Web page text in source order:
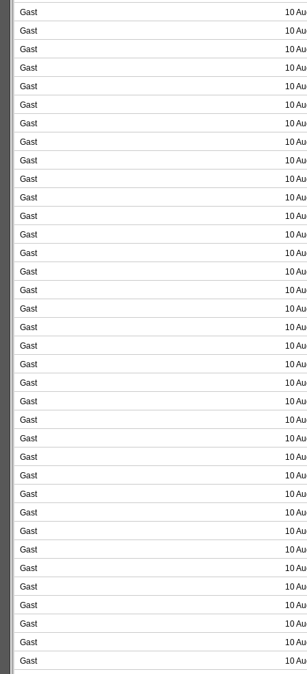
Gast
10
Gast
10
Gast
10
Gast
10
Gast
10
Gast
10
Gast
10
Gast
10
Gast
10
Gast
10
Gast
10
Gast
10
Gast
10
Gast
10
Gast
10
Gast
10
Gast
10
Gast
10
Gast
10
Gast
10
Gast
10
Gast
10
Gast
10
Gast
10
Gast
10
Gast
10
Gast
10
Gast
10
Gast
10
Gast
10
Gast
10
Gast
10
Gast
10
Gast
10
Gast
10
Gast
10